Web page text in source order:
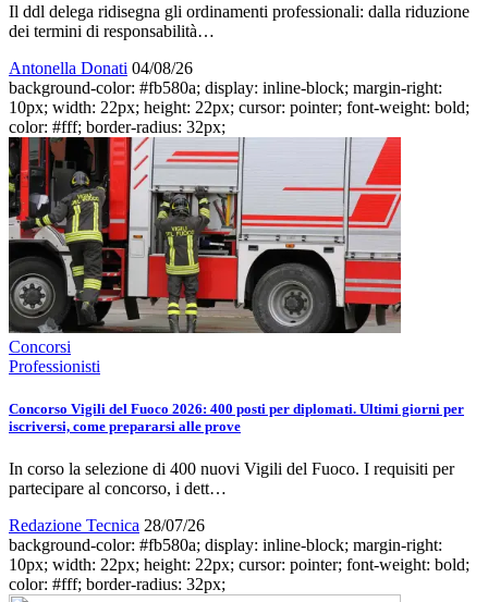
Il ddl delega ridisegna gli ordinamenti professionali: dalla riduzione
dei termini di responsabilità…
Antonella Donati 04/08/26
background-color: #fb580a; display: inline-block; margin-right:
10px; width: 22px; height: 22px; cursor: pointer; font-weight: bold;
color: #fff; border-radius: 32px;
Concorsi
Professionisti
Concorso Vigili del Fuoco 2026: 400 posti per diplomati. Ultimi giorni per
iscriversi, come prepararsi alle prove
In corso la selezione di 400 nuovi Vigili del Fuoco. I requisiti per
partecipare al concorso, i dett…
Redazione Tecnica 28/07/26
background-color: #fb580a; display: inline-block; margin-right:
10px; width: 22px; height: 22px; cursor: pointer; font-weight: bold;
color: #fff; border-radius: 32px;